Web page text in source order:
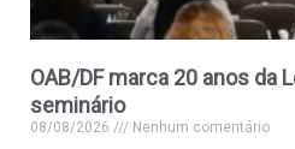
OAB/DF marca 20 anos da
seminário
08/08/2026 Nenhum comentário